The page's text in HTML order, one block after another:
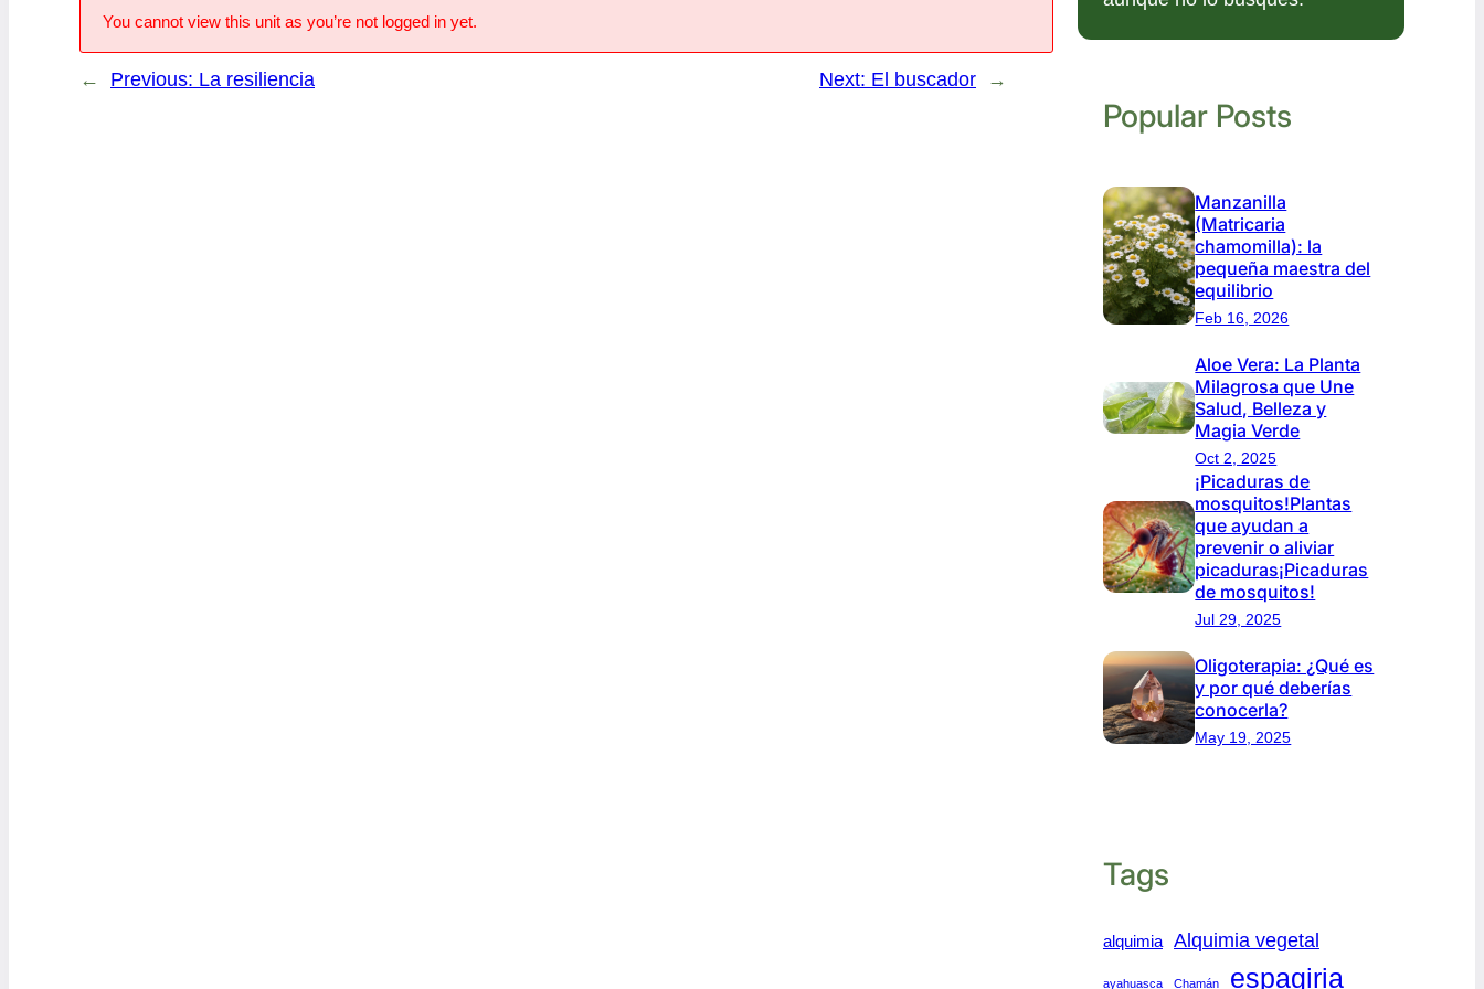
You cannot view this unit as you’re not logged in yet.
← Previous: La resiliencia Next: El buscador →
Popular Posts
Manzanilla
(Matricaria
chamomilla): la
pequeña maestra del
equilibrio
Feb 16, 2026
Aloe Vera: La Planta
Milagrosa que Une
Salud, Belleza y
Magia Verde
Oct 2, 2025
¡Picaduras de
mosquitos!Plantas
que ayudan a
prevenir o aliviar
picaduras¡Picaduras
de mosquitos!
Jul 29, 2025
Oligoterapia: ¿Qué es
y por qué deberías
conocerla?
May 19, 2025
Tags
alquimia Alquimia vegetal
ayahuasca Chamán espagiria